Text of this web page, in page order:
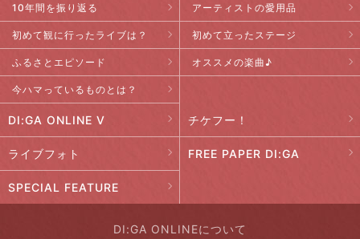
10年間を振り返る アーティストの愛用品
初めて観に行ったライブは？ 初めて立ったステージ
ふるさとエピソード オススメの楽曲♪
今ハマっているものとは？
DI:GA ONLINE V チケフー！
ライブフォト FREE PAPER DI:GA
SPECIAL FEATURE
DI:GA ONLINEについて